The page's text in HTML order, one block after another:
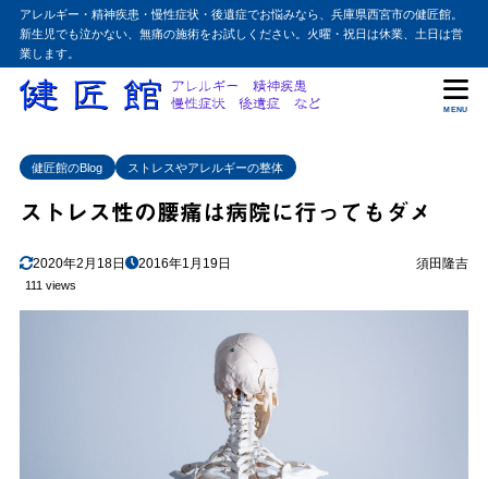
アレルギー・精神疾患・慢性症状・後遺症でお悩みなら、兵庫県西宮市の健匠館。
新生児でも泣かない、無痛の施術をお試しください。火曜・祝日は休業、土日は営
業します。
MENU
健匠館のBlog ストレスやアレルギーの整体
ストレス性の腰痛は病院に行ってもダメ
2020年2月18日 2016年1月19日 須田隆吉
111 views